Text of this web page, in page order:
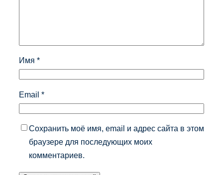
Имя *
Email *
Сохранить моё имя, email и адрес сайта в этом
браузере для последующих моих
комментариев.